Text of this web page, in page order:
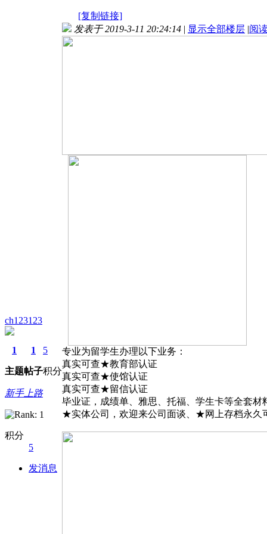
[复制链接]
ch123123
1
主题
1
帖子
5
积分
新手上路
积分
5
发消息
发表于 2019-3-11 20:24:14 | 显示全部楼层 |阅
专业为留学生办理以下业务：
真实可查★教育部认证
真实可查★使馆认证
真实可查★留信认证
毕业证，成绩单、雅思、托福、学生卡等全套材
★实体公司，欢迎来公司面谈、